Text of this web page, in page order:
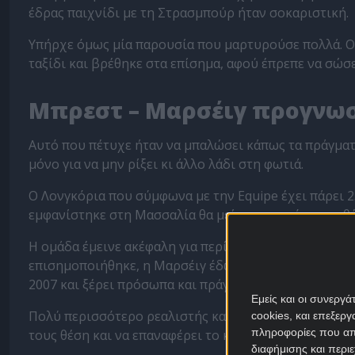
Εμείς και οι
cookies, και
πληροφορίες που
διαφήμισης και
έδρας παιχνίδι με τη Στρασμπούρ ήταν σοκαριστική.
Υπήρχε όμως μία παρουσία που μαρτυρούσε πολλά.
ταξίδι και βρέθηκε στα επίσημα, αφού έπρεπε να
Μπρεστ – Μαρσέιγ
Αυτό που πέτυχε ήταν να μπαλώσει κάπως τα
μόνο για να μην ρίξει κι άλλο λάδι στη φωτιά.
Ο Λονγκόρια που σύμφωνα με την Equipe έχει πάρει
εμφανίστηκε στη Μασσαλία θα μείνει κι αυτός στην
Η ομάδα έμεινε ακέφαλη για περίπου 10 ημέρες,
επισημοποιήθηκε, η Μαρσέιγ έδωσε τα ηνία σε
2007 και ξέρει πρόσωπα και πράγματα.
Πολύ περισσότερο ρεαλιστής και πραγματιστής
τους θέση και να επαναφέρει το καράβι σε ήρεμα